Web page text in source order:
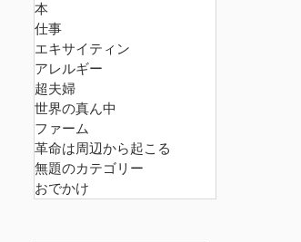
本
仕事
エキサイティン
アレルギー
超夫婦
世界の真ん中
ファーム
革命は周辺から起こる
無題のカテゴリー
おでかけ